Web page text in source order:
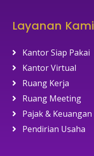
Layanan Kami
Kantor Siap Pakai
Kantor Virtual
Ruang Kerja
Ruang Meeting
Pajak & Keuangan
Pendirian Usaha